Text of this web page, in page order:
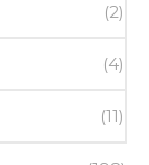
(2)
(4)
(11)